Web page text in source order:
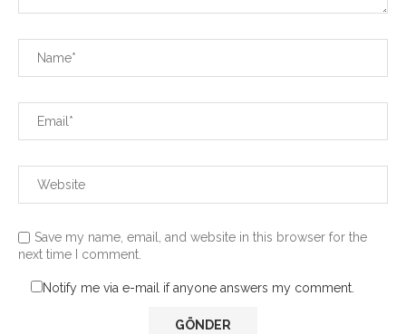
Save my name, email, and website in this browser for the
next time I comment.
Notify me via e-mail if anyone answers my comment.